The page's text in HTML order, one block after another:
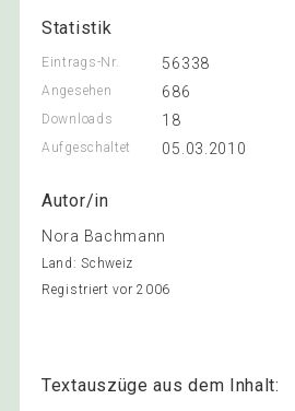
Statistik
Eintrags-Nr. 56338
Angesehen 686
Downloads 18
Aufgeschaltet 05.03.2010
Autor/in
Nora Bachmann
Land: Schweiz
Registriert vor 2006
Textauszüge aus dem Inhalt: